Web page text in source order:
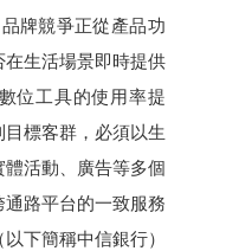
牌競爭正從產品功
生活場景即時提供
位工具的使用率提
標客群，必須以生
活動、廣告等多個
路平台的一致服務
下簡稱中信銀行）